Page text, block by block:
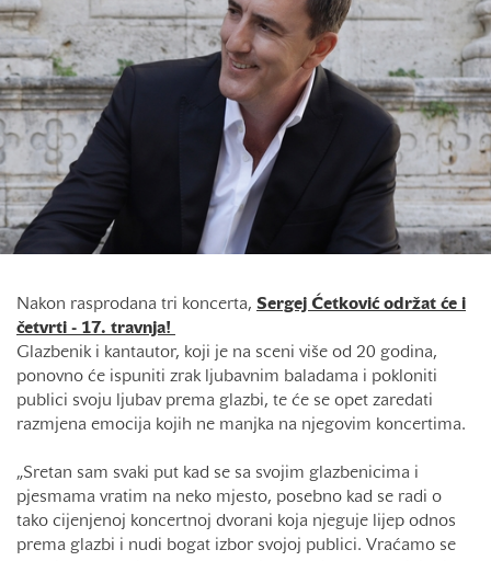
Nakon rasprodana tri koncerta, Sergej Ćetković održat će i
četvrti - 17. travnja!
Glazbenik i kantautor, koji je na sceni više od 20 godina,
ponovno će ispuniti zrak ljubavnim baladama i pokloniti
publici svoju ljubav prema glazbi, te će se opet zaredati
razmjena emocija kojih ne manjka na njegovim koncertima.
„Sretan sam svaki put kad se sa svojim glazbenicima i
pjesmama vratim na neko mjesto, posebno kad se radi o
tako cijenjenoj koncertnoj dvorani koja njeguje lijep odnos
prema glazbi i nudi bogat izbor svojoj publici. Vraćamo se